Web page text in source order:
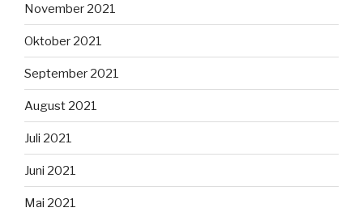
November 2021
Oktober 2021
September 2021
August 2021
Juli 2021
Juni 2021
Mai 2021